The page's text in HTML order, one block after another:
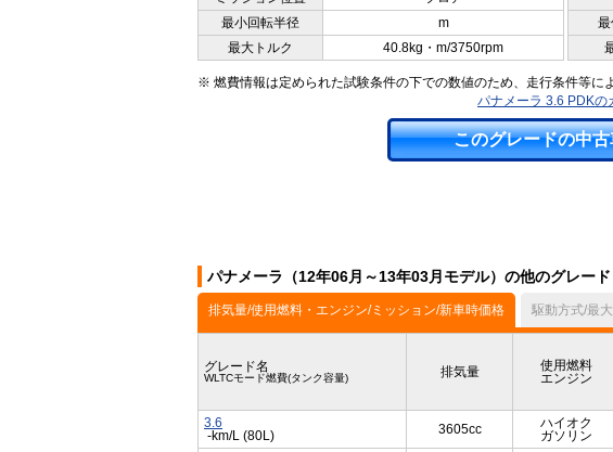
最小回転半径
m
最大トルク
40.8kg・m/3750rpm
※ 燃費情報は定められた試験条件の下での数値のため、走行条件等に
パナメーラ 3.6 PDKの
このグレードの中
パナメーラ（12年06月～13年03月モデル）の他のグレード
排気量/使用燃料・エンジン/ミッション/新車時価格 駆動方式/最
グレード名
WLTCモード燃費(タンク容量) 排気量
使用燃料
エンジン
3.6
-km/L (80L)
3605cc
ハイオク
ガソリン